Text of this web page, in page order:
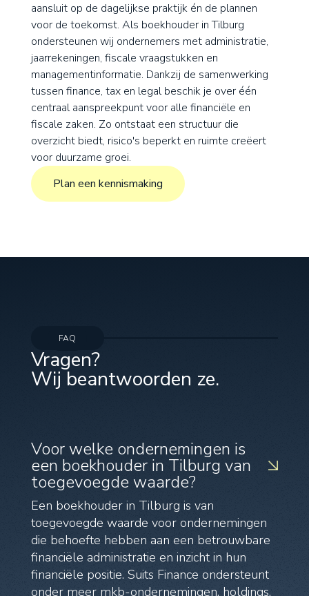
aansluit op de dagelijkse praktijk én de plannen
voor de toekomst. Als boekhouder in Tilburg
ondersteunen wij ondernemers met administratie,
jaarrekeningen, fiscale vraagstukken en
managementinformatie. Dankzij de samenwerking
tussen finance, tax en legal beschik je over één
centraal aanspreekpunt voor alle financiële en
fiscale zaken. Zo ontstaat een structuur die
overzicht biedt, risico's beperkt en ruimte creëert
voor duurzame groei.
Plan een kennismaking
FAQ
Vragen?
Wij beantwoorden ze.
Voor welke ondernemingen is
een boekhouder in Tilburg van
toegevoegde waarde?
Een boekhouder in Tilburg is van
toegevoegde waarde voor ondernemingen
die behoefte hebben aan een betrouwbare
financiële administratie en inzicht in hun
financiële positie. Suits Finance ondersteunt
onder meer mkb-ondernemingen, holdings,